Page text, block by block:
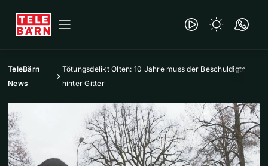
TeleBärn
News
Tötungsdelikt Olten: 10 Jahre muss der Beschuldigte
hinter Gitter